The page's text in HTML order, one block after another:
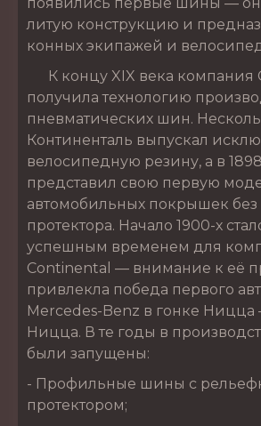
литую конструкцию и
конных экипажей и
К концу XIX века компания
получила технологию
пневматических шин.
Континенталь выпускал
велосипедную резину, а в
представил свою первую
автомобильных покрышек без
протектора. Начало 1900-х
успешным временем для
Continental — внимание к её
привлекла победа первого
Mercedes-Benz в гонке Ницца
Ницца. В те годы в
были запущены:
- Профильные шины с
протектором;